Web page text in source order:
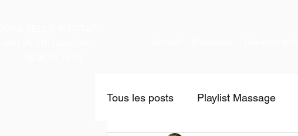
Tous les posts Playlist Massage